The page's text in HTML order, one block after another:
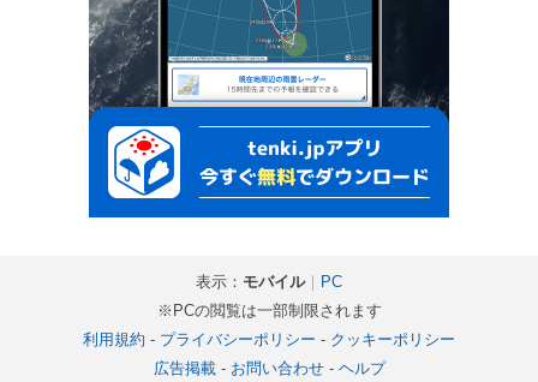
表示： モバイル｜ PC
※PCの閲覧は一部制限されます
利用規約 - プライバシーポリシー - クッキーポリシー
広告掲載- お問い合わせ- ヘルプ